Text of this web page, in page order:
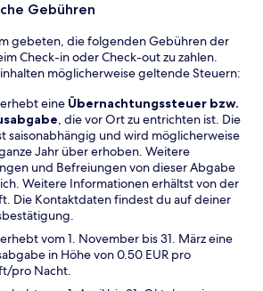
Gebühren
gebeten, die folgenden Gebühren der
Check-in oder Check-out zu zahlen.
möglicherweise geltende Steuern:
eine Übernachtungssteuer bzw.
, die vor Ort zu entrichten ist. Die
saisonabhängig und wird möglicherweise
Jahr über erhoben. Weitere
und Befreiungen von dieser Abgabe
Weitere Informationen erhältst von der
Die Kontaktdaten findest du auf deiner
vom 1. November bis 31. März eine
in Höhe von 0.50 EUR pro
pro Nacht.